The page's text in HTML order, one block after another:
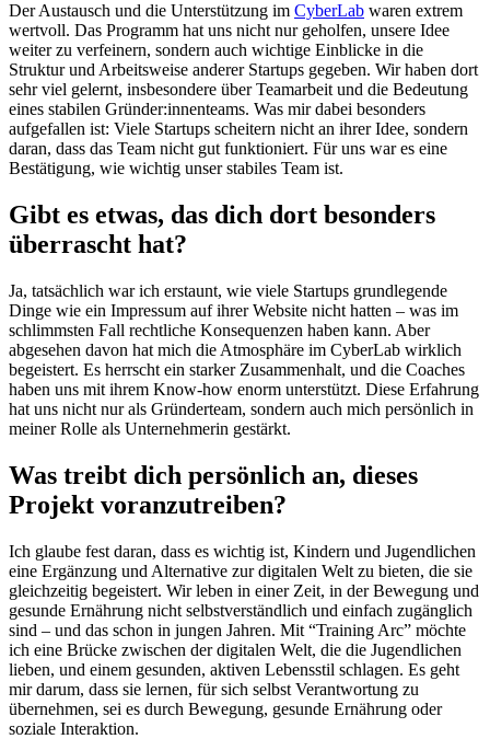
Der Austausch und die Unterstützung im CyberLab waren extrem
wertvoll. Das Programm hat uns nicht nur geholfen, unsere Idee
weiter zu verfeinern, sondern auch wichtige Einblicke in die
Struktur und Arbeitsweise anderer Startups gegeben. Wir haben dort
sehr viel gelernt, insbesondere über Teamarbeit und die Bedeutung
eines stabilen Gründer:innenteams. Was mir dabei besonders
aufgefallen ist: Viele Startups scheitern nicht an ihrer Idee, sondern
daran, dass das Team nicht gut funktioniert. Für uns war es eine
Bestätigung, wie wichtig unser stabiles Team ist.
Gibt es etwas, das dich dort besonders
überrascht hat?
Ja, tatsächlich war ich erstaunt, wie viele Startups grundlegende
Dinge wie ein Impressum auf ihrer Website nicht hatten – was im
schlimmsten Fall rechtliche Konsequenzen haben kann. Aber
abgesehen davon hat mich die Atmosphäre im CyberLab wirklich
begeistert. Es herrscht ein starker Zusammenhalt, und die Coaches
haben uns mit ihrem Know-how enorm unterstützt. Diese Erfahrung
hat uns nicht nur als Gründerteam, sondern auch mich persönlich in
meiner Rolle als Unternehmerin gestärkt.
Was treibt dich persönlich an, dieses
Projekt voranzutreiben?
Ich glaube fest daran, dass es wichtig ist, Kindern und Jugendlichen
eine Ergänzung und Alternative zur digitalen Welt zu bieten, die sie
gleichzeitig begeistert. Wir leben in einer Zeit, in der Bewegung und
gesunde Ernährung nicht selbstverständlich und einfach zugänglich
sind – und das schon in jungen Jahren. Mit “Training Arc” möchte
ich eine Brücke zwischen der digitalen Welt, die die Jugendlichen
lieben, und einem gesunden, aktiven Lebensstil schlagen. Es geht
mir darum, dass sie lernen, für sich selbst Verantwortung zu
übernehmen, sei es durch Bewegung, gesunde Ernährung oder
soziale Interaktion.